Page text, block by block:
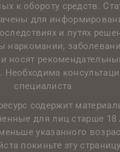
к обороту средств.
для
и путях
наркомании,
носят
Необходима
специалиста
содержит
для лиц старше 18
указанного
покиньте эту страницу